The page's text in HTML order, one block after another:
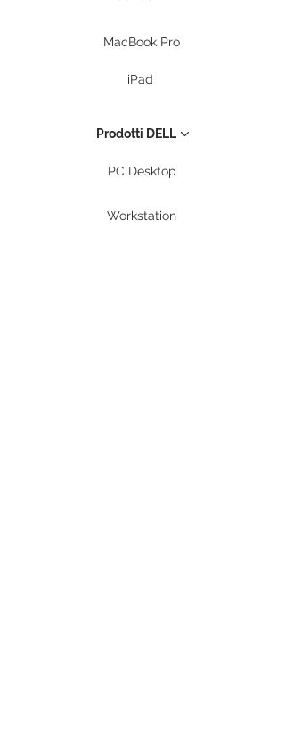
MacBook Pro
iPad
Prodotti DELL
PC Desktop
Workstation